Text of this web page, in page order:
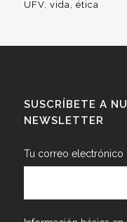
UFV vida ética
SUSCRÍBETE A
NEWSLETTER
Tu correo electrónico